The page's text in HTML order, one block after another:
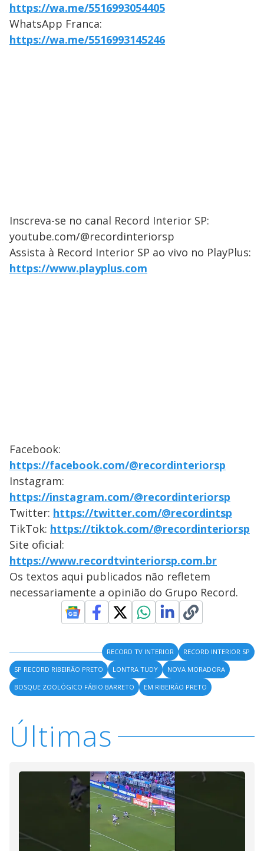
https://wa.me/5516993054405
WhatsApp Franca:
https://wa.me/5516993145246
Inscreva-se no canal Record Interior SP:
youtube.com/@recordinteriorsp
Assista à Record Interior SP ao vivo no PlayPlus:
https://www.playplus.com
Facebook:
https://facebook.com/@recordinteriorsp
Instagram:
https://instagram.com/@recordinteriorsp
Twitter: https://twitter.com/@recordintsp
TikTok: https://tiktok.com/@recordinteriorsp
Site oficial:
https://www.recordtvinteriorsp.com.br
Os textos aqui publicados não refletem
necessariamente a opinião do Grupo Record.
RECORD TV INTERIOR
RECORD INTERIOR SP
SP RECORD RIBEIRÃO PRETO
LONTRA TUDY
NOVA MORADORA
BOSQUE ZOOLÓGICO FÁBIO BARRETO
EM RIBEIRÃO PRETO
Últimas